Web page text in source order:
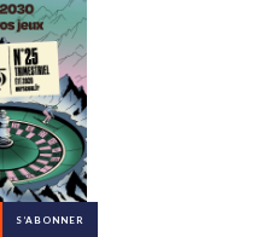
S’ABONNER